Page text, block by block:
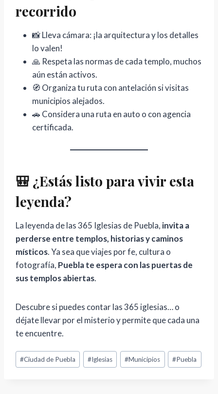
recorrido
📸 Lleva cámara: ¡la arquitectura y los detalles
lo valen!
🙏 Respeta las normas de cada templo, muchos
aún están activos.
🧭 Organiza tu ruta con antelación si visitas
municipios alejados.
🚗 Considera una ruta en auto o con agencia
certificada.
🎒 ¿Estás listo para vivir esta
leyenda?
La leyenda de las 365 Iglesias de Puebla, invita a
perderse entre templos, historias y caminos
místicos. Ya sea que viajes por fe, cultura o
fotografía, Puebla te espera con las puertas de
sus templos abiertas.
Descubre si puedes contar las 365 iglesias… o
déjate llevar por el misterio y permite que cada una
te encuentre.
Post
Tags:
#Ciudad de Puebla #Iglesias #Municipios #Puebla